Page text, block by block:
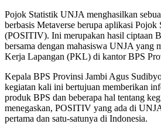
Pojok Statistik UNJA menghasilkan
berbasis Metaverse berupa aplikasi
(POSITIV). Ini merupakan hasil ciptaan
bersama dengan mahasiswa UNJA yang
Kerja Lapangan (PKL) di kantor BPS
Kepala BPS Provinsi Jambi Agus
kegiatan kali ini bertujuan memberikan
produk BPS dan beberapa hal tentang
menegaskan, POSITIV yang ada di
pertama dan satu-satunya di Indonesia.